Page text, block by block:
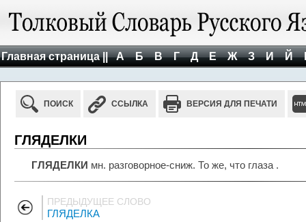
Главная страница || А Б В Г Д Е Ж З И Й
ПОИСК ССЫЛКА ВЕРСИЯ ДЛЯ ПЕЧАТИ
ГЛЯДЕЛКИ
ГЛЯДЕЛКИ мн. разговорное-сниж. То же, что глаза .
ПРЕДЫДУЩЕЕ СЛОВО
ГЛЯДЕЛКА